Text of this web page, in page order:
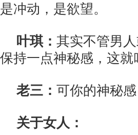
是冲动，是欲望。
叶琪： 其实不管男
保持一点神秘感，这就
老三： 可你的神秘
关于女人：